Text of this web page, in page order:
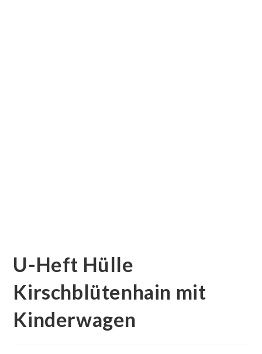
U-Heft Hülle
Kirschblütenhain mit
Kinderwagen